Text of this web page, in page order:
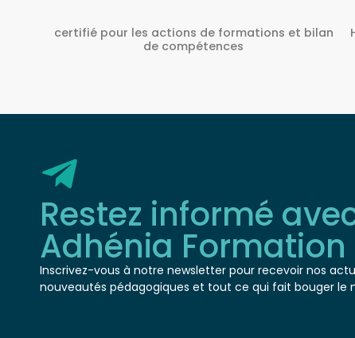
Habilité Inrs sous Le N° H38827/2022/SST-1/O/01
Restez informé
Adhénia Formation
Inscrivez-vous à notre newsletter pour recevoir nos
nouveautés pédagogiques et tout ce qui fait bouger le